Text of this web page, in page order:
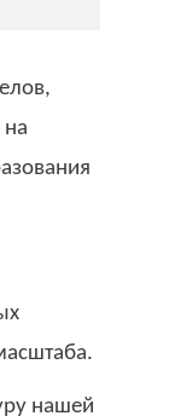
нашей